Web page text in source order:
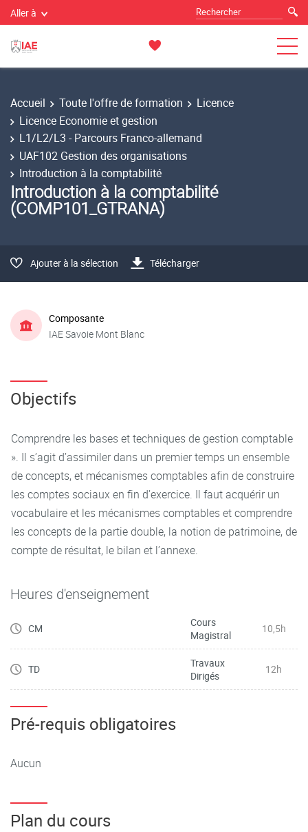
Aller à
Accueil Toute l'offre de formation
Licence
Licence Economie et gestion
L1/L2/L3 - Parcours Franco-allemand
UAF102 Gestion des organisations
Introduction à la comptabilité
Introduction à la comptabilité
(COMP101_GTRANA)
Ajouter à la sélection Télécharger
Composante
IAE Savoie Mont Blanc
Objectifs
Comprendre les bases et techniques de gestion comptable
». Il s’agit d’assimiler dans un premier temps un ensemble
de concepts, et mécanismes comptables afin de construire
les comptes sociaux en fin d’exercice. Il faut acquérir un
vocabulaire et les mécanismes comptables et comprendre
les concepts de la partie double, la notion de patrimoine, de
compte de résultat, le bilan et l’annexe.
Heures d'enseignement
CM
Cours
Magistral
10,5h
TD
Travaux
Dirigés
12h
Pré-requis obligatoires
Aucun
Plan du cours